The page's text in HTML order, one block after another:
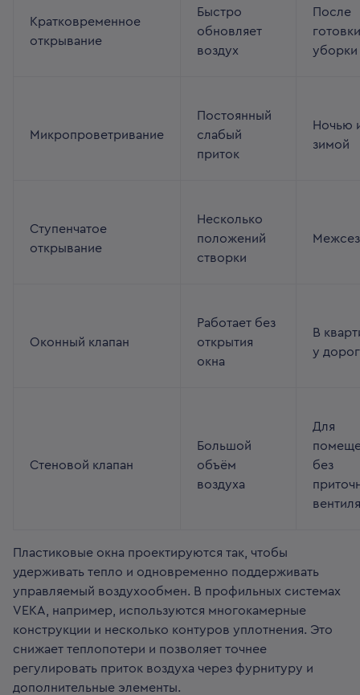
Кратковременное
открывание
Быстро
обновляет
воздух
После
уборки
Микропроветривание
Постоянный
слабый
приток
Ночью
зимой
Ступенчатое
открывание
Несколько
положений
створки
Оконный клапан
Работает без
открытия
окна
В
у дорог
Стеновой клапан
Большой
объём
воздуха
Для
без
Пластиковые окна проектируются так, чтобы
удерживать тепло и одновременно поддерживать
управляемый воздухообмен. В профильных системах
VEKA, например, используются многокамерные
конструкции и несколько контуров уплотнения. Это
снижает теплопотери и позволяет точнее
регулировать приток воздуха через фурнитуру и
дополнительные элементы.